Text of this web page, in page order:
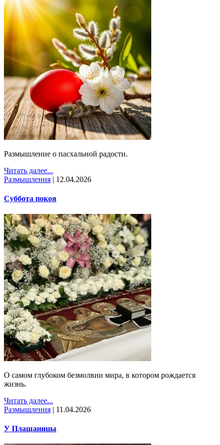
Размышление о пасхальной радости.
Читать далее...
Размышления | 12.04.2026
Суббота покоя
О самом глубоком безмолвии мира, в котором рождается
жизнь.
Читать далее...
Размышления | 11.04.2026
У Плащаницы